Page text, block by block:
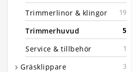
Trimmerlinor & klingor 19
Trimmerhuvud 5
Service & tillbehör 1
Gräsklippare 3